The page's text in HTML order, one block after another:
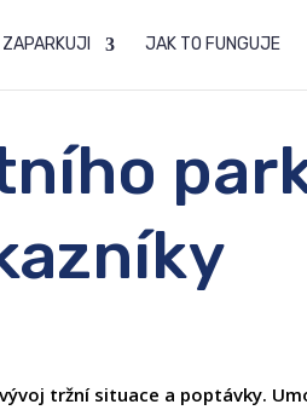
ZAPARKUJI JAK TO FUNGUJE
tržní situace a poptávky.